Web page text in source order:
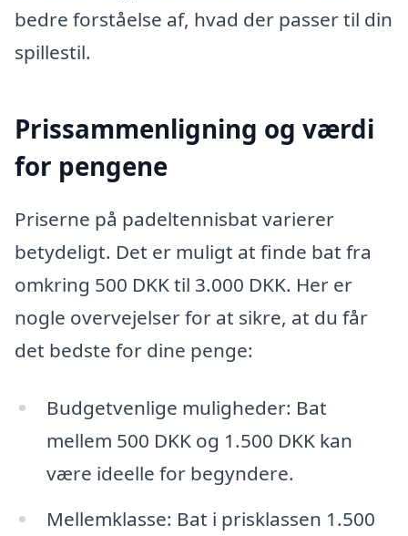
bedre forståelse af, hvad der passer til din
spillestil.
Prissammenligning og værdi
for pengene
Priserne på padeltennisbat varierer
betydeligt. Det er muligt at finde bat fra
omkring 500 DKK til 3.000 DKK. Her er
nogle overvejelser for at sikre, at du får
det bedste for dine penge:
Budgetvenlige muligheder: Bat
mellem 500 DKK og 1.500 DKK kan
være ideelle for begyndere.
Mellemklasse: Bat i prisklassen 1.500